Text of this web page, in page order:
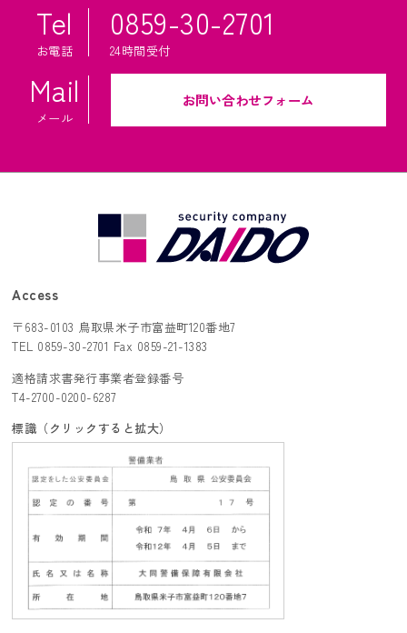
屋外看板点検
AEDレンタルサービス
電気工事
商品一覧
採用情報
お問い合わせ
Tel
お電話
0859-30-2701
24時間受付
Mail
メール
お問い合わせフォーム
Access
〒683-0103 鳥取県米子市富益町120番地7
TEL 0859-30-2701 Fax 0859-21-1383
適格請求書発行事業者登録番号
T4-2700-0200-6287
標識（クリックすると拡大）